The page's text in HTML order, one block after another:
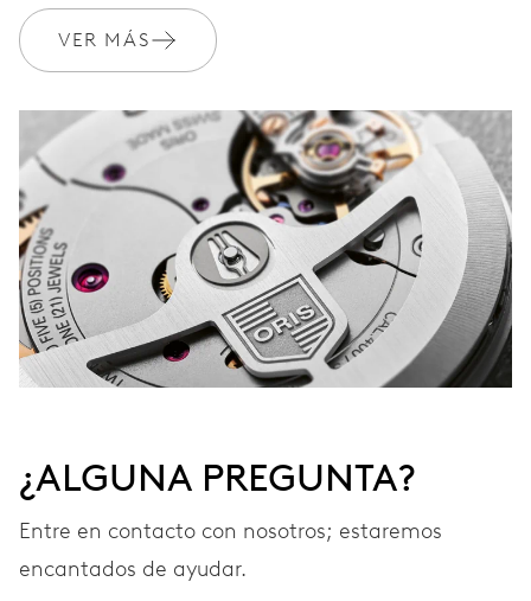
VER MÁS
¿ALGUNA PREGUNTA?
Entre en contacto con nosotros; estaremos
encantados de ayudar.